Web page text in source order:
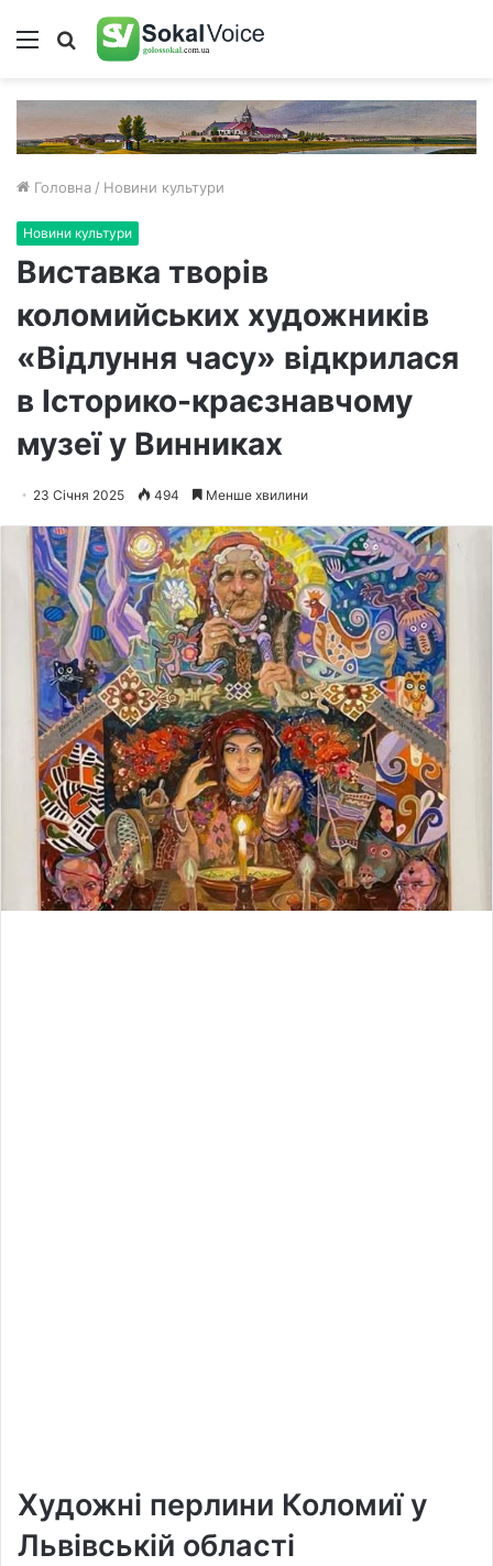
Меню Пошук
Головна / Новини культури
Новини культури
Виставка творів
коломийських художників
«Відлуння часу» відкрилася
в Історико-краєзнавчому
музеї у Винниках
23 Січня 2025 494 Менше хвилини
Художні перлини Коломиї у
Львівській області